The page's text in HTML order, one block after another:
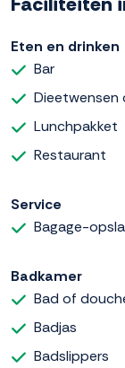
Eten en drinken
Bar
Dieetwensen
Lunchpakket
Restaurant
Service
Bagage-
Badkamer
Bad of
Badjas
Badslippers